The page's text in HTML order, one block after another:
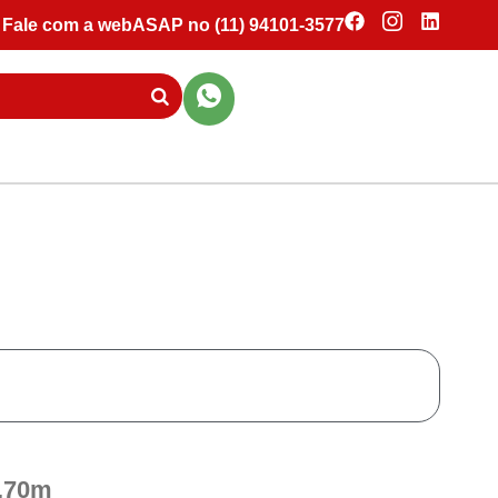
Fale com a webASAP no (11) 94101-3577